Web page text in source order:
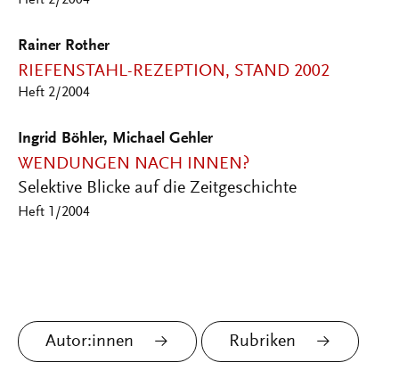
Rainer Rother
RIEFENSTAHL-REZEPTION, STAND 2002
Heft 2/2004
Ingrid Böhler, Michael Gehler
WENDUNGEN NACH INNEN?
Selektive Blicke auf die Zeitgeschichte
Heft 1/2004
Autor:innen Rubriken